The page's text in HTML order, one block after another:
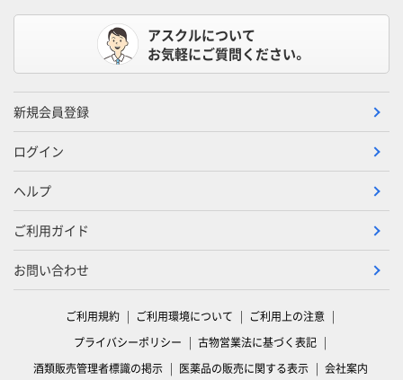
アスクルについて
お気軽にご質問ください。
新規会員登録
ログイン
ヘルプ
ご利用ガイド
お問い合わせ
ご利用規約 ご利用環境について
ご利用上の注意
プライバシーポリシー
古物営業法に基づく表記
酒類販売管理者標識の掲示
医薬品の販売に関する表示 会社案内